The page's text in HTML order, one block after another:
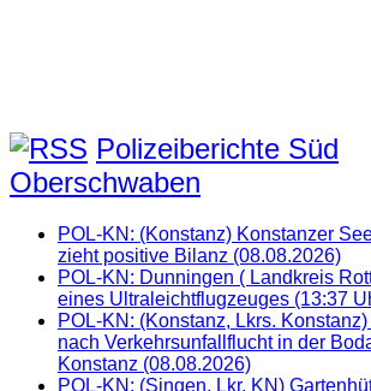
Polizeiberichte Süd
Oberschwaben
POL-KN: (Konstanz) Konstanzer
zieht positive Bilanz (08.08.2026)
POL-KN: Dunningen ( Landkreis
eines Ultraleichtflugzeuges (13:37
POL-KN: (Konstanz, Lkrs.
nach Verkehrsunfallflucht in der
Konstanz (08.08.2026)
POL-KN: (Singen, Lkr. KN)